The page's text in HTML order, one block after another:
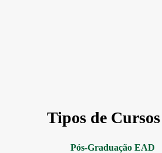
Tipos de Cursos
Pós-Graduação EAD